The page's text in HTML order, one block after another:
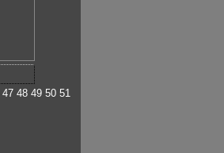
47 48 49 50 51